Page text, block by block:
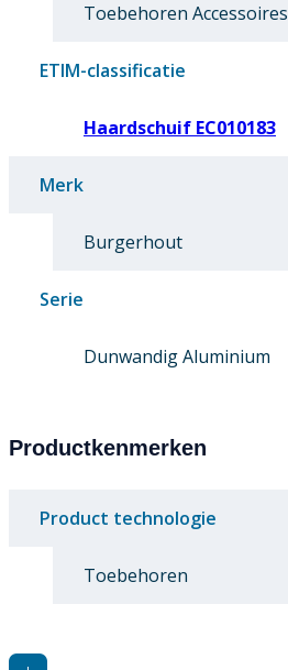
Toebehoren Accessoires
ETIM-classificatie
Haardschuif EC010183
Merk
Burgerhout
Serie
Dunwandig Aluminium
Productkenmerken
Product technologie
Toebehoren